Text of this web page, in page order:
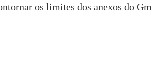
os limites dos anexos do